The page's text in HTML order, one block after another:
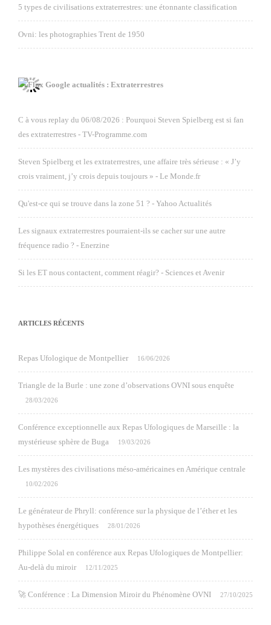
5 types de civilisations extraterrestres: une étonnante classification
Ovni: les photographies Trent de 1950
Google actualités : Extraterrestres
C à vous replay du 06/08/2026 : Pourquoi Steven Spielberg est si fan
des extraterrestres - TV-Programme.com
Steven Spielberg et les extraterrestres, une affaire très sérieuse : « J’y
crois vraiment, j’y crois depuis toujours » - Le Monde.fr
Qu'est-ce qui se trouve dans la zone 51 ? - Yahoo Actualités
Les signaux extraterrestres pourraient-ils se cacher sur une autre
fréquence radio ? - Enerzine
Si les ET nous contactent, comment réagir? - Sciences et Avenir
ARTICLES RÉCENTS
Repas Ufologique de Montpellier 16/06/2026
Triangle de la Burle : une zone d’observations OVNI sous enquête
28/03/2026
Conférence exceptionnelle aux Repas Ufologiques de Marseille : la
mystérieuse sphère de Buga
19/03/2026
Les mystères des civilisations méso-américaines en Amérique centrale
10/02/2026
Le générateur de Phryll: conférence sur la physique de l’éther et les
hypothèses énergétiques
28/01/2026
Philippe Solal en conférence aux Repas Ufologiques de Montpellier:
Au-delà du miroir
12/11/2025
🚀 Conférence : La Dimension Miroir du Phénomène OVNI 27/10/2025